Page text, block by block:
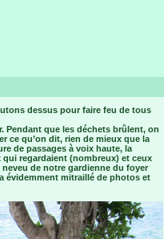
dessus pour faire feu de tous
Pendant que les déchets brûlent, on
ce qu’on dit, rien de mieux que la
de passages à voix haute, la
regardaient (nombreux) et ceux
de notre gardienne du foyer
évidemment mitraillé de photos et